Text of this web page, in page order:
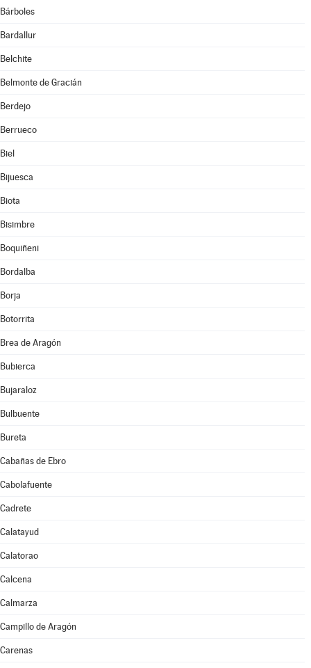
Bárboles
Bardallur
Belchite
Belmonte de Gracián
Berdejo
Berrueco
Biel
Bijuesca
Biota
Bisimbre
Boquiñeni
Bordalba
Borja
Botorrita
Brea de Aragón
Bubierca
Bujaraloz
Bulbuente
Bureta
Cabañas de Ebro
Cabolafuente
Cadrete
Calatayud
Calatorao
Calcena
Calmarza
Campillo de Aragón
Carenas